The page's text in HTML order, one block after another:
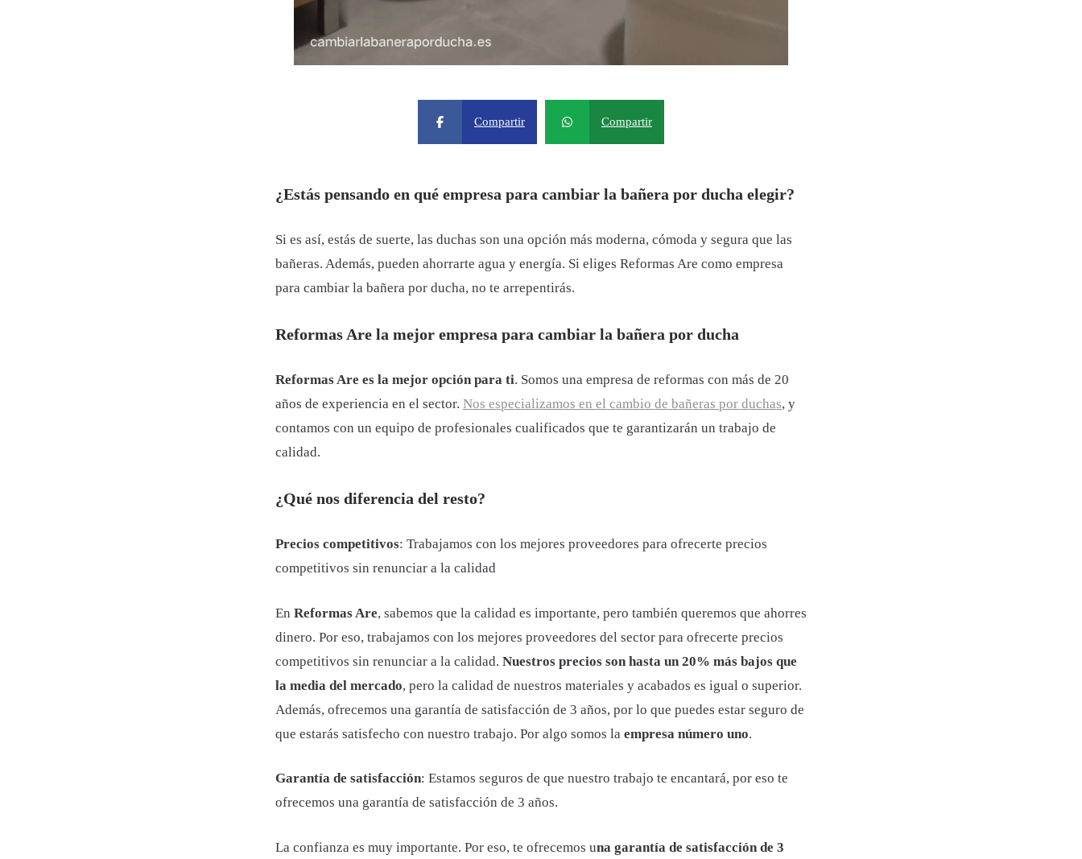
Compartir Compartir
¿Estás pensando en qué empresa para cambiar la bañera por ducha elegir?
Si es así, estás de suerte, las duchas son una opción más moderna, cómoda y segura que las
bañeras. Además, pueden ahorrarte agua y energía. Si eliges Reformas Are como empresa
para cambiar la bañera por ducha, no te arrepentirás.
Reformas Are la mejor empresa para cambiar la bañera por ducha
Reformas Are es la mejor opción para ti. Somos una empresa de reformas con más de 20
años de experiencia en el sector. Nos especializamos en el cambio de bañeras por duchas, y
contamos con un equipo de profesionales cualificados que te garantizarán un trabajo de
calidad.
¿Qué nos diferencia del resto?
Precios competitivos: Trabajamos con los mejores proveedores para ofrecerte precios
competitivos sin renunciar a la calidad
En Reformas Are, sabemos que la calidad es importante, pero también queremos que ahorres
dinero. Por eso, trabajamos con los mejores proveedores del sector para ofrecerte precios
competitivos sin renunciar a la calidad. Nuestros precios son hasta un 20% más bajos que
la media del mercado, pero la calidad de nuestros materiales y acabados es igual o superior.
Además, ofrecemos una garantía de satisfacción de 3 años, por lo que puedes estar seguro de
que estarás satisfecho con nuestro trabajo. Por algo somos la empresa número uno.
Garantía de satisfacción: Estamos seguros de que nuestro trabajo te encantará, por eso te
ofrecemos una garantía de satisfacción de 3 años.
La confianza es muy importante. Por eso, te ofrecemos una garantía de satisfacción de 3